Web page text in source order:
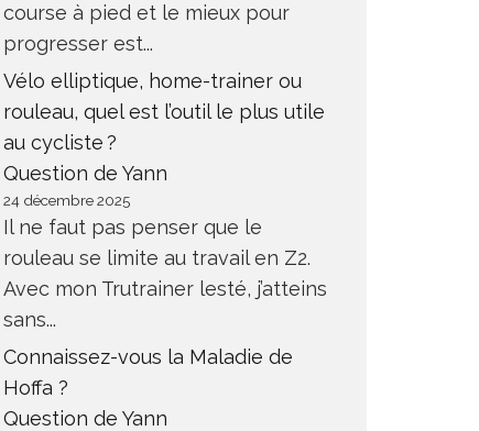
course à pied et le mieux pour
progresser est...
Vélo elliptique, home-trainer ou
rouleau, quel est l’outil le plus utile
au cycliste ?
Question de Yann
24 décembre 2025
Il ne faut pas penser que le
rouleau se limite au travail en Z2.
Avec mon Trutrainer lesté, j’atteins
sans...
Connaissez-vous la Maladie de
Hoffa ?
Question de Yann